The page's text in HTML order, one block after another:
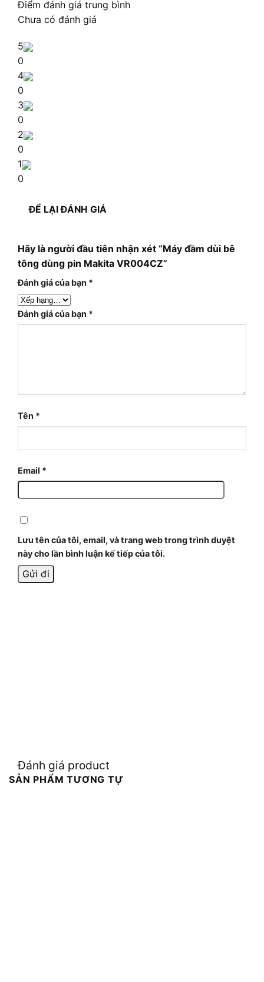
Điểm đánh giá trung bình
Chưa có đánh giá
5
0
4
0
3
0
2
0
1
0
ĐỂ LẠI ĐÁNH GIÁ
Hãy là người đầu tiên nhận xét “Máy đầm dùi bê
tông dùng pin Makita VR004CZ”
Đánh giá của bạn *
Đánh giá của bạn *
Tên *
Email *
Lưu tên của tôi, email, và trang web trong trình duyệt
này cho lần bình luận kế tiếp của tôi.
Đánh giá product
SẢN PHẨM TƯƠNG TỰ